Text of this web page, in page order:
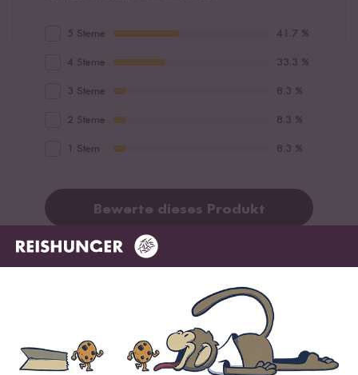
5 Sterne 41.7 %
4 Sterne 33.3 %
3 Sterne 8.3 %
2 Sterne 8.3 %
1 Stern 8.3 %
Bewerte dieses Produkt
Höchste Bewertung Niedrigste Bewertung